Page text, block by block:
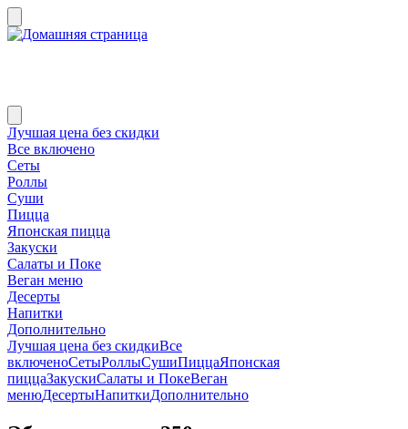
Лучшая цена без скидки
Все включено
Сеты
Роллы
Суши
Пицца
Японская пицца
Закуски
Салаты и Поке
Веган меню
Десерты
Напитки
Дополнительно
Лучшая цена без скидкиВсе
включеноСетыРоллыСушиПиццаЯпонская
пиццаЗакускиСалаты и ПокеВеган
менюДесертыНапиткиДополнительно